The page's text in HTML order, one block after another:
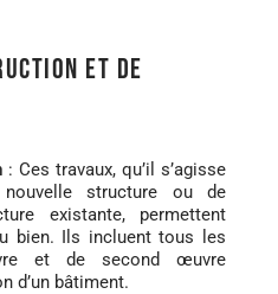
et de
: Ces travaux, qu’il s’agisse
structure ou de
existante, permettent
bien. Ils incluent tous les
et de second œuvre
d’un bâtiment.